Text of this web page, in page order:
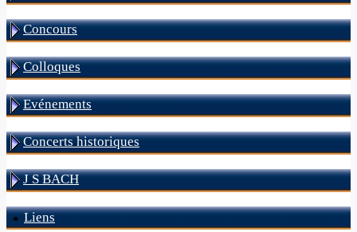
Concours
Colloques
Evénements
Concerts historiques
J S BACH
Liens